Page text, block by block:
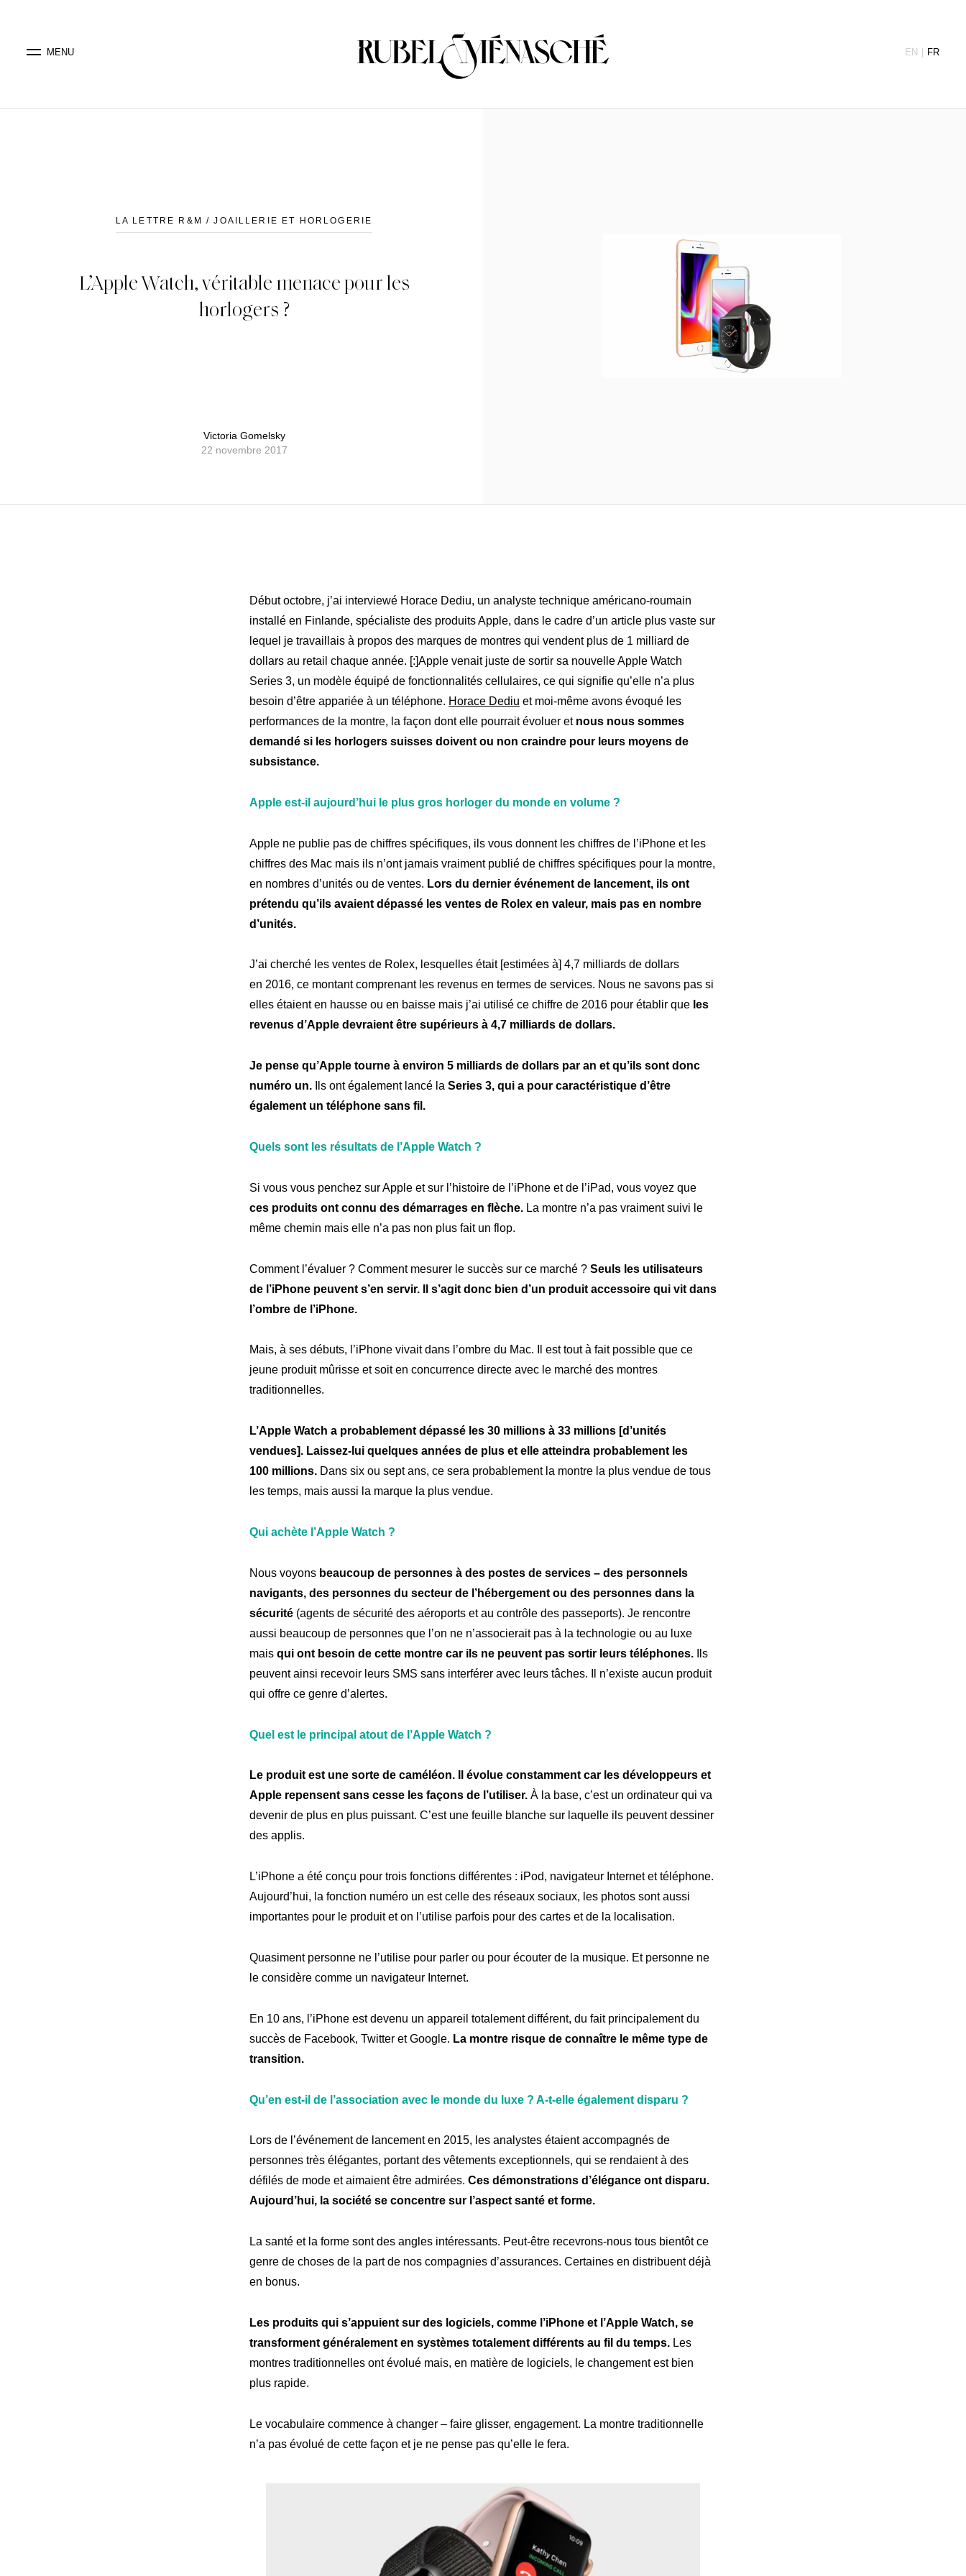
MENU EN FR
Expertise Innovations
Notre Atelier Notre Histoire
Engagements
LA LETTRE R&M / JOAILLERIE ET HORLOGERIE
L’Apple Watch, véritable menace pour les
horlogers ?
Victoria Gomelsky
22 novembre 2017
Début octobre, j’ai interviewé Horace Dediu, un analyste technique américano-roumain
installé en Finlande, spécialiste des produits Apple, dans le cadre d’un article plus vaste sur
lequel je travaillais à propos des marques de montres qui vendent plus de 1 milliard de
dollars au retail chaque année. [:]Apple venait juste de sortir sa nouvelle Apple Watch
Series 3, un modèle équipé de fonctionnalités cellulaires, ce qui signifie qu’elle n’a plus
besoin d’être appariée à un téléphone. Horace Dediu et moi-même avons évoqué les
performances de la montre, la façon dont elle pourrait évoluer et nous nous sommes
demandé si les horlogers suisses doivent ou non craindre pour leurs moyens de
subsistance.
Apple est-il aujourd’hui le plus gros horloger du monde en volume ?
Apple ne publie pas de chiffres spécifiques, ils vous donnent les chiffres de l’iPhone et les
chiffres des Mac mais ils n’ont jamais vraiment publié de chiffres spécifiques pour la montre,
en nombres d’unités ou de ventes. Lors du dernier événement de lancement, ils ont
prétendu qu’ils avaient dépassé les ventes de Rolex en valeur, mais pas en nombre
d’unités.
J’ai cherché les ventes de Rolex, lesquelles était [estimées à] 4,7 milliards de dollars
en 2016, ce montant comprenant les revenus en termes de services. Nous ne savons pas si
elles étaient en hausse ou en baisse mais j’ai utilisé ce chiffre de 2016 pour établir que les
revenus d’Apple devraient être supérieurs à 4,7 milliards de dollars.
Je pense qu’Apple tourne à environ 5 milliards de dollars par an et qu’ils sont donc
numéro un. Ils ont également lancé la Series 3, qui a pour caractéristique d’être
également un téléphone sans fil.
Quels sont les résultats de l’Apple Watch ?
Si vous vous penchez sur Apple et sur l’histoire de l’iPhone et de l’iPad, vous voyez que
ces produits ont connu des démarrages en flèche. La montre n’a pas vraiment suivi le
même chemin mais elle n’a pas non plus fait un flop.
Comment l’évaluer ? Comment mesurer le succès sur ce marché ? Seuls les utilisateurs
de l’iPhone peuvent s’en servir. Il s’agit donc bien d’un produit accessoire qui vit dans
l’ombre de l’iPhone.
Mais, à ses débuts, l’iPhone vivait dans l’ombre du Mac. Il est tout à fait possible que ce
jeune produit mûrisse et soit en concurrence directe avec le marché des montres
traditionnelles.
L’Apple Watch a probablement dépassé les 30 millions à 33 millions [d’unités
vendues]. Laissez-lui quelques années de plus et elle atteindra probablement les
100 millions. Dans six ou sept ans, ce sera probablement la montre la plus vendue de tous
les temps, mais aussi la marque la plus vendue.
Qui achète l’Apple Watch ?
Nous voyons beaucoup de personnes à des postes de services – des personnels
navigants, des personnes du secteur de l’hébergement ou des personnes dans la
sécurité (agents de sécurité des aéroports et au contrôle des passeports). Je rencontre
aussi beaucoup de personnes que l’on ne n’associerait pas à la technologie ou au luxe
mais qui ont besoin de cette montre car ils ne peuvent pas sortir leurs téléphones. Ils
peuvent ainsi recevoir leurs SMS sans interférer avec leurs tâches. Il n’existe aucun produit
qui offre ce genre d’alertes.
Quel est le principal atout de l’Apple Watch ?
Le produit est une sorte de caméléon. Il évolue constamment car les développeurs et
Apple repensent sans cesse les façons de l’utiliser. À la base, c’est un ordinateur qui va
devenir de plus en plus puissant. C’est une feuille blanche sur laquelle ils peuvent dessiner
des applis.
L’iPhone a été conçu pour trois fonctions différentes : iPod, navigateur Internet et téléphone.
Aujourd’hui, la fonction numéro un est celle des réseaux sociaux, les photos sont aussi
importantes pour le produit et on l’utilise parfois pour des cartes et de la localisation.
Quasiment personne ne l’utilise pour parler ou pour écouter de la musique. Et personne ne
le considère comme un navigateur Internet.
En 10 ans, l’iPhone est devenu un appareil totalement différent, du fait principalement du
succès de Facebook, Twitter et Google. La montre risque de connaître le même type de
transition.
Qu’en est-il de l’association avec le monde du luxe ? A-t-elle également disparu ?
Lors de l’événement de lancement en 2015, les analystes étaient accompagnés de
personnes très élégantes, portant des vêtements exceptionnels, qui se rendaient à des
défilés de mode et aimaient être admirées. Ces démonstrations d’élégance ont disparu.
Aujourd’hui, la société se concentre sur l’aspect santé et forme.
La santé et la forme sont des angles intéressants. Peut-être recevrons-nous tous bientôt ce
genre de choses de la part de nos compagnies d’assurances. Certaines en distribuent déjà
en bonus.
Les produits qui s’appuient sur des logiciels, comme l’iPhone et l’Apple Watch, se
transforment généralement en systèmes totalement différents au fil du temps. Les
montres traditionnelles ont évolué mais, en matière de logiciels, le changement est bien
plus rapide.
Le vocabulaire commence à changer – faire glisser, engagement. La montre traditionnelle
n’a pas évolué de cette façon et je ne pense pas qu’elle le fera.